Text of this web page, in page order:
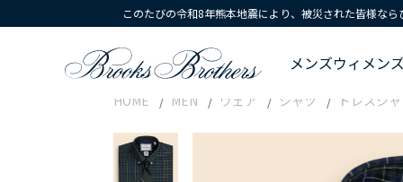
このたびの令和8年熊本地震により、被災された皆様な
メンズウィメン
HOME MEN ウェア シャツ ドレスシ